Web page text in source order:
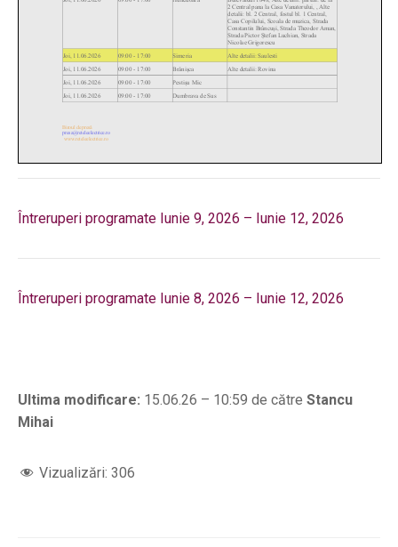
Întreruperi programate Iunie 9, 2026 – Iunie 12, 2026
Întreruperi programate Iunie 8, 2026 – Iunie 12, 2026
Ultima modificare: 15.06.26 – 10:59 de către Stancu
Mihai
Vizualizări: 306